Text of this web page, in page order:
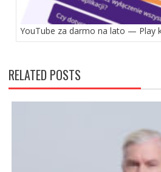
YouTube za darmo na lato — Play
RELATED POSTS